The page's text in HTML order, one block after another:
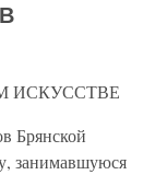
ИСКУССТВЕ
Брянской
занимавшуюся